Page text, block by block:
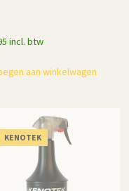
incl. btw
aan winkelwagen
KENOTEK